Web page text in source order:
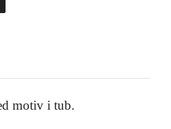
motiv i tub.